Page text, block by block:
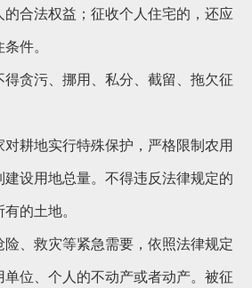
合法权益；征收个人住宅的，还应
件。
贪污、挪用、私分、截留、拖欠征
地实行特殊保护，严格限制农用
设用地总量。不得违反法律规定的
的土地。
救灾等紧急需要，依照法律规定
位、个人的不动产或者动产。被征